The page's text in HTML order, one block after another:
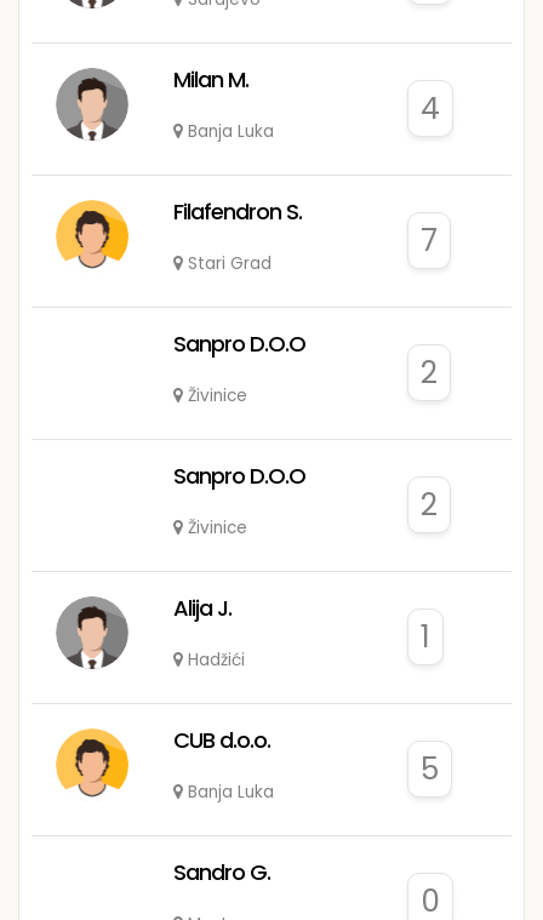
Milan M.
Banja Luka
4
Filafendron S.
Stari Grad
7
Sanpro D.O.O
Živinice
2
Sanpro D.O.O
Živinice
2
Alija J.
Hadžići
1
CUB d.o.o.
Banja Luka
5
Sandro G.
0